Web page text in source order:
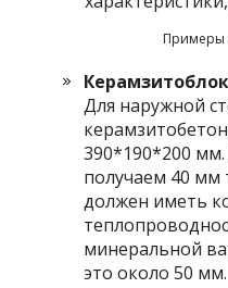
Примеры
Для наружной
390*190*200
получаем 40 мм
должен иметь
минеральной
это около 50 мм.